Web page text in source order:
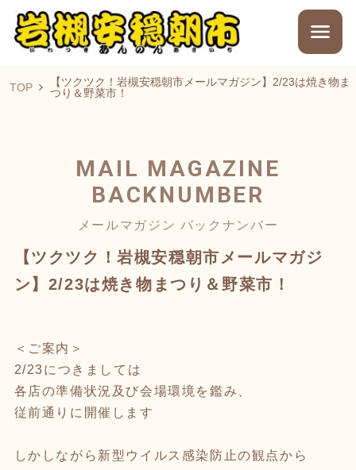
TOP
【ツクツク！岩槻安穏朝市メールマガジン】2/23は焼き物ま
つり＆野菜市！
MAIL MAGAZINE
BACKNUMBER
メールマガジン バックナンバー
【ツクツク！岩槻安穏朝市メールマガジ
ン】2/23は焼き物まつり＆野菜市！
＜ご案内＞
2/23につきましては
各店の準備状況及び会場環境を鑑み、
従前通りに開催します
しかしながら新型ウイルス感染防止の観点から